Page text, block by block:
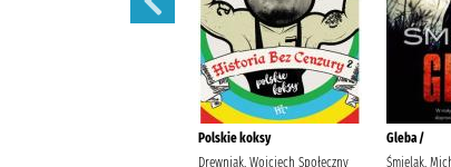
Polskie koksy
Drewniak, Wojciech Społeczny
Gleba /
Śmielak,